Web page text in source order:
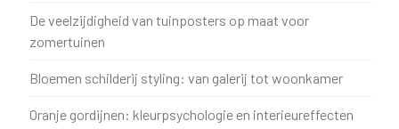
De veelzijdigheid van tuinposters op maat voor
zomertuinen
Bloemen schilderij styling: van galerij tot woonkamer
Oranje gordijnen: kleurpsychologie en interieureffecten